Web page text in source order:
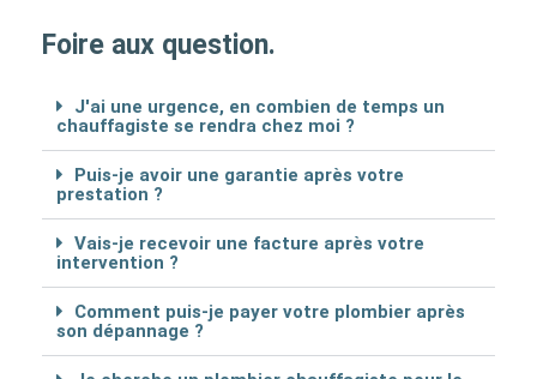
Foire aux question.
J'ai une urgence, en combien de temps un
chauffagiste se rendra chez moi ?
Puis-je avoir une garantie après votre
prestation ?
Vais-je recevoir une facture après votre
intervention ?
Comment puis-je payer votre plombier après
son dépannage ?